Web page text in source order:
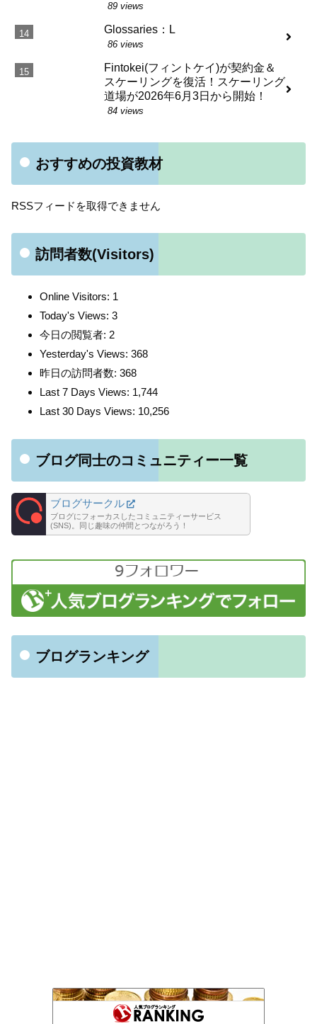
89 views
Glossaries：L
86 views
Fintokei(フィントケイ)が契約金＆
スケーリングを復活！スケーリング
道場が2026年6月3日から開始！
84 views
おすすめの投資教材
RSSフィードを取得できません
訪問者数(Visitors)
Online Visitors: 1
Today's Views: 3
今日の閲覧者: 2
Yesterday's Views: 368
昨日の訪問者数: 368
Last 7 Days Views: 1,744
Last 30 Days Views: 10,256
ブログ同士のコミュニティー一覧
ブログサークル
ブログにフォーカスしたコミュニティーサービス
(SNS)。同じ趣味の仲間とつながろう！
ブログランキング